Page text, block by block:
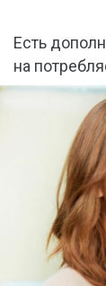
Есть
на